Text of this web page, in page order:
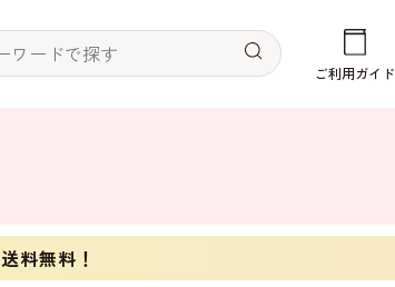
ご利用ガイド
送料無料！